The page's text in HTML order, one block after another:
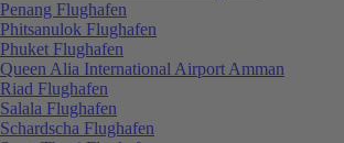
Penang Flughafen
Phitsanulok Flughafen
Phuket Flughafen
Queen Alia International Airport Amman
Riad Flughafen
Salala Flughafen
Schardscha Flughafen